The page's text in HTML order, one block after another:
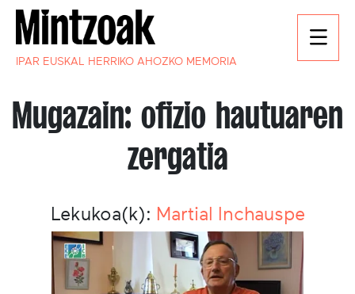
IPAR EUSKAL HERRIKO AHOZKO MEMORIA
Mugazain: ofizio hautuaren
zergatia
Lekukoa(k): Martial Inchauspe